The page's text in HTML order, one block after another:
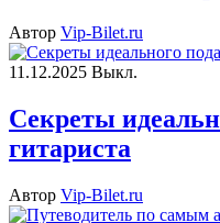
Автор Vip-Bilet.ru
11.12.2025 Выкл.
Секреты
гитариста
Автор Vip-Bilet.ru